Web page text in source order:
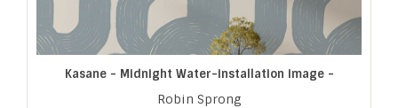
Kasane - Midnight Water-installation image -
Robin Sprong